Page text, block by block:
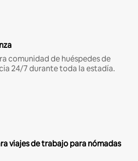
comunidad de huéspedes de
24/7 durante toda la estadía.
viajes de trabajo para nómadas